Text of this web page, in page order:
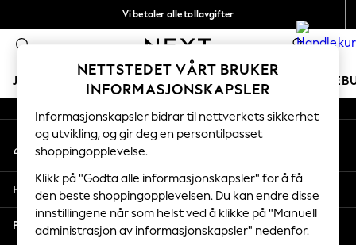
Vi betaler alle tollavgifter
Fleksible og sikre betalinger med Klarna
JENTER GUTTER BABY KVINNER MENN
GIRLS
New In
50 - 92cm
98 - 110cm
116 - 134cm
140 - 174cm
Trending: Top & Short Sets
An error occurred on client
Våre sosiale nettverk
Min konto
Logg inn på kontoen din
Hjelp
Personvern & Juridisk
NETTSTEDET VÅRT BRUKER
INFORMASJONSKAPSLER
Informasjonskapsler bidrar til nettverkets sikkerhet
og utvikling, og gir deg en persontilpasset
shoppingopplevelse.
Klikk på "Godta alle informasjonskapsler" for å få
den beste shoppingopplevelsen. Du kan endre disse
innstillingene når som helst ved å klikke på "Manuell
administrasjon av informasjonskapsler" nedenfor.